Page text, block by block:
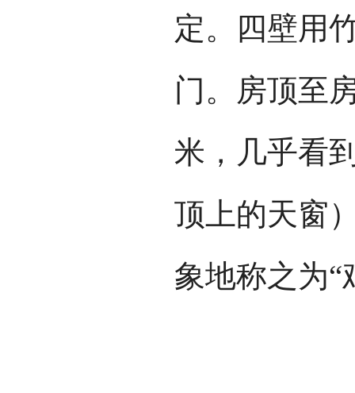
定。四壁用
门。房顶至
米，几乎看
顶上的天窗
象地称之为“